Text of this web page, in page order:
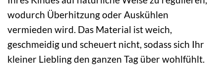
wodurch Überhitzung oder Auskühlen
vermieden wird. Das Material ist weich,
geschmeidig und scheuert nicht, sodass sich Ihr
kleiner Liebling den ganzen Tag über wohlfühlt.